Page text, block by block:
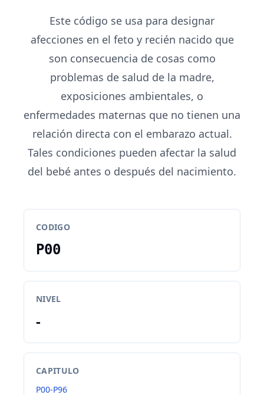
Este código se usa para designar
afecciones en el feto y recién nacido que
son consecuencia de cosas como
problemas de salud de la madre,
exposiciones ambientales, o
enfermedades maternas que no tienen una
relación directa con el embarazo actual.
Tales condiciones pueden afectar la salud
del bebé antes o después del nacimiento.
CODIGO
P00
NIVEL
-
CAPITULO
P00-P96